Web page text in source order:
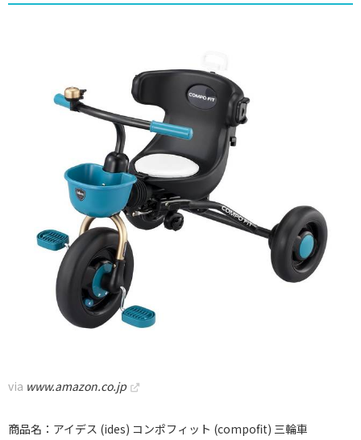
via www.amazon.co.jp
商品名：アイデス (ides) コンポフィット (compofit) 三輪車